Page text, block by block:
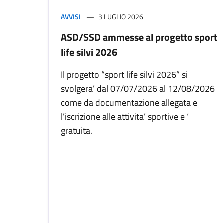
AVVISI 3 LUGLIO 2026
ASD/SSD ammesse al progetto sport
life silvi 2026
Il progetto “sport life silvi 2026” si
svolgera’ dal 07/07/2026 al 12/08/2026
come da documentazione allegata e
l’iscrizione alle attivita’ sportive e ‘
gratuita.